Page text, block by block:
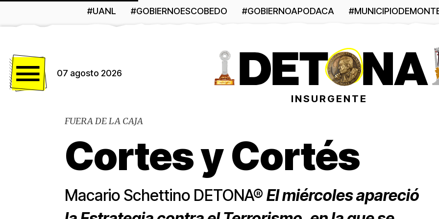
#UANL #GOBIERNOESCOBEDO #GOBIERNOAPODACA
07 agosto 2026
INSURGENTE
FUERA DE LA CAJA
Cortes y Cortés
Macario Schettino DETONA® El miércoles apareció